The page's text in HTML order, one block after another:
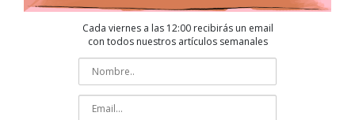
Cada viernes a las 12:00 recibirás un email
con todos nuestros artículos semanales